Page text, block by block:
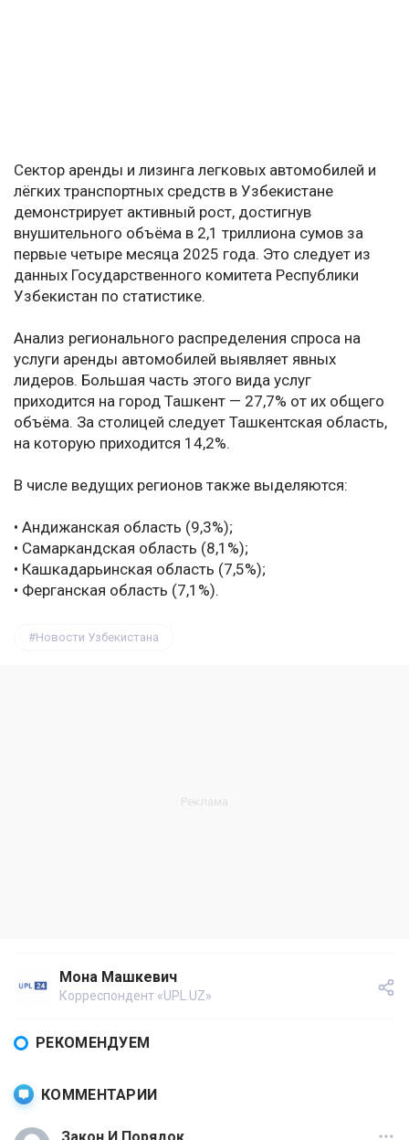
Сектор аренды и лизинга легковых автомобилей и
лёгких транспортных средств в Узбекистане
демонстрирует активный рост, достигнув
внушительного объёма в 2,1 триллиона сумов за
первые четыре месяца 2025 года. Это следует из
данных Государственного комитета Республики
Узбекистан по статистике.
Анализ регионального распределения спроса на
услуги аренды автомобилей выявляет явных
лидеров. Большая часть этого вида услуг
приходится на город Ташкент — 27,7% от их общего
объёма. За столицей следует Ташкентская область,
на которую приходится 14,2%.
В числе ведущих регионов также выделяются:
• Андижанская область (9,3%);
• Самаркандская область (8,1%);
• Кашкадарьинская область (7,5%);
• Ферганская область (7,1%).
Новости Узбекистана
Мона Машкевич
Корреспондент «UPL.UZ»
РЕКОМЕНДУЕМ
КОММЕНТАРИИ